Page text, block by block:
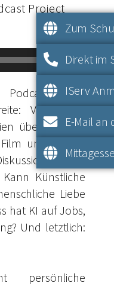
Project
00:00
eine
Von True-
über kreative
und Schule
über
Künstliche
Liebe
hat KI auf Jobs,
Und letztlich:
persönliche
Zum
Direkt im
IServ
E-Mail an